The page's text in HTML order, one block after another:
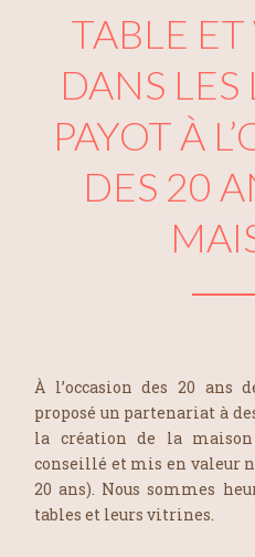
TABLE
DANS LES
PAYOT À
DES 20
À l’occasion des 20 ans
proposé un partenariat à
la création de la
conseillé et mis en valeur
20 ans). Nous sommes
tables et leurs vitrines.